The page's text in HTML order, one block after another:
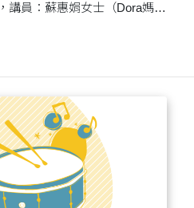
講員：蘇惠娟女士（Dora媽
：校牧室聚會廳。當天會後
趣者參加，有入校及專題聚